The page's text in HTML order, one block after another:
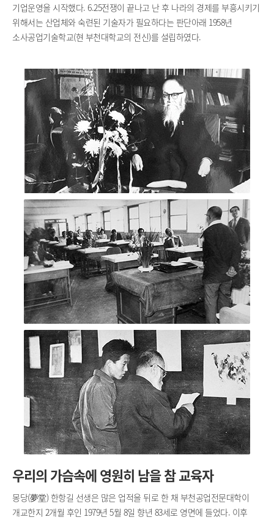
기업운영을 시작했다. 6.25전쟁이 끝나고 난 후 나라의 경제를 부흥시키기
위해서는 산업체와 숙련된 기술자가 필요하다는 판단아래 1958년
소사공업기술학교(현 부천대학교의 전신)를 설립하였다.
우리의 가슴속에 영원히 남을 참 교육자
몽당(夢堂) 한항길 선생은 많은 업적을 뒤로 한 채 부천공업전문대학이
개교한지 2개월 후인 1979년 5월 8일 향년 83세로 영면에 들었다. 이후